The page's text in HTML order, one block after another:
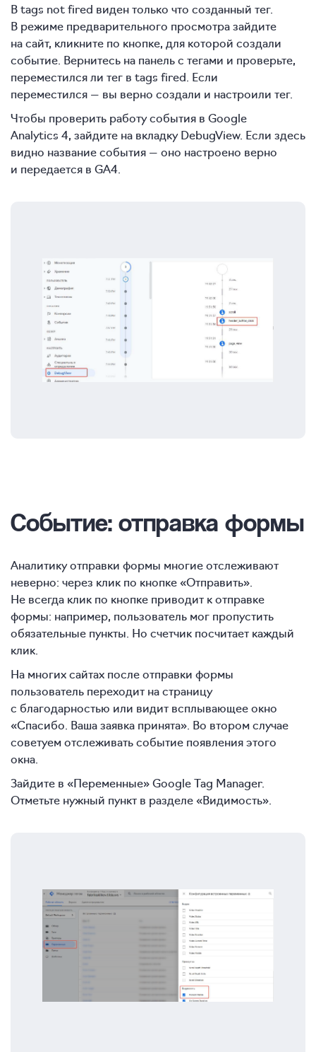
В tags not fired виден только что созданный тег.
В режиме предварительного просмотра зайдите
на сайт, кликните по кнопке, для которой создали
событие. Вернитесь на панель с тегами и проверьте,
переместился ли тег в tags fired. Если
переместился — вы верно создали и настроили тег.
Чтобы проверить работу события в Google
Analytics 4, зайдите на вкладку DebugView. Если здесь
видно название события — оно настроено верно
и передается в GA4.
Событие: отправка формы
Аналитику отправки формы многие отслеживают
неверно: через клик по кнопке «Отправить».
Не всегда клик по кнопке приводит к отправке
формы: например, пользователь мог пропустить
обязательные пункты. Но счетчик посчитает каждый
клик.
На многих сайтах после отправки формы
пользователь переходит на страницу
с благодарностью или видит всплывающее окно
«Спасибо. Ваша заявка принята». Во втором случае
советуем отслеживать событие появления этого
окна.
Зайдите в «Переменные» Google Tag Manager.
Отметьте нужный пункт в разделе «Видимость».